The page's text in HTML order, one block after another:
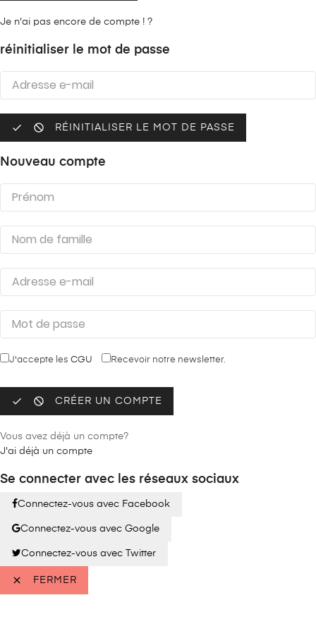
Je n'ai pas encore de compte ! ?
réinitialiser le mot de passe
  RÉINITIALISER LE MOT DE PASSE
Nouveau compte
J'accepte les CGU Recevoir notre newsletter.
  CRÉER UN COMPTE
Vous avez déjà un compte?
J'ai déjà un compte
Se connecter avec les réseaux sociaux
Connectez-vous avec Facebook
Connectez-vous avec Google
Connectez-vous avec Twitter
 FERMER